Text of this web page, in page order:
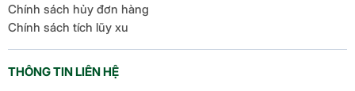
Chính sách hủy đơn hàng
Chính sách tích lũy xu
THÔNG TIN LIÊN HỆ